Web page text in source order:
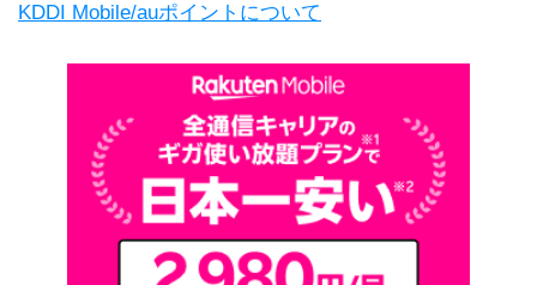
KDDI Mobile/auポイントについて